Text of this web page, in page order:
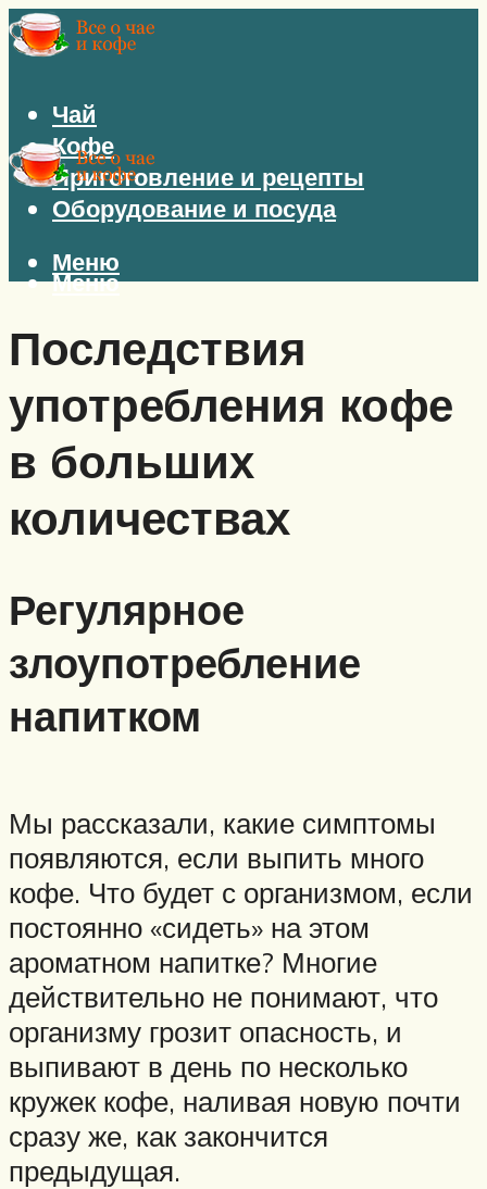
Чай
Кофе
Приготовление и рецепты
Оборудование и посуда
Меню
Меню
Последствия
употребления кофе
в больших
количествах
Регулярное
злоупотребление
напитком
Мы рассказали, какие симптомы
появляются, если выпить много
кофе. Что будет с организмом, если
постоянно «сидеть» на этом
ароматном напитке? Многие
действительно не понимают, что
организму грозит опасность, и
выпивают в день по несколько
кружек кофе, наливая новую почти
сразу же, как закончится
предыдущая.